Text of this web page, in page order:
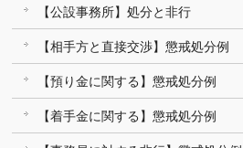
【公設事務所】処分と非行
【相手方と直接交渉】懲戒処分例
【預り金に関する】懲戒処分例
【着手金に関する】懲戒処分例